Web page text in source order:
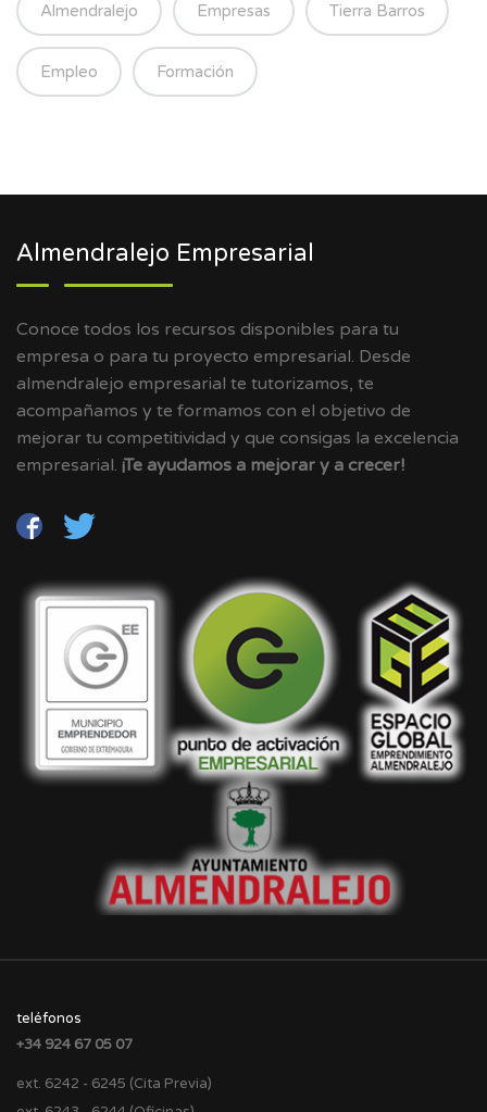
Almendralejo Empresas Tierra Barros
Empleo Formación
Almendralejo Empresarial
Conoce todos los recursos disponibles para tu
empresa o para tu proyecto empresarial. Desde
almendralejo empresarial te tutorizamos, te
acompañamos y te formamos con el objetivo de
mejorar tu competitividad y que consigas la excelencia
empresarial. ¡Te ayudamos a mejorar y a crecer!
teléfonos
+34 924 67 05 07
ext. 6242 - 6245 (Cita Previa)